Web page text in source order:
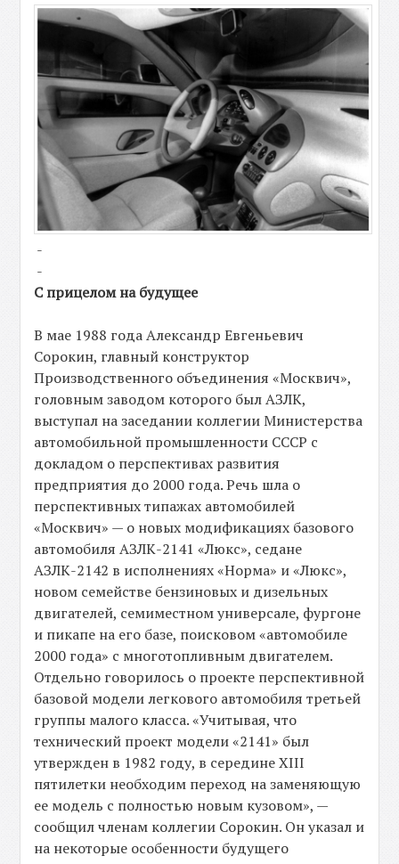
-
-
С прицелом на будущее
В мае 1988 года Александр Евгеньевич
Сорокин, главный конструктор
Производственного объединения «Москвич»,
головным заводом которого был АЗЛК,
выступал на заседании коллегии Министерства
автомобильной промышленности СССР с
докладом о перспективах развития
предприятия до 2000 года. Речь шла о
перспективных типажах автомобилей
«Москвич» — о новых модификациях базового
автомобиля АЗЛК-2141 «Люкс», седане
АЗЛК-2142 в исполнениях «Норма» и «Люкс»,
новом семействе бензиновых и дизельных
двигателей, семиместном универсале, фургоне
и пикапе на его базе, поисковом «автомобиле
2000 года» с многотопливным двигателем.
Отдельно говорилось о проекте перспективной
базовой модели легкового автомобиля третьей
группы малого класса. «Учитывая, что
технический проект модели «2141» был
утвержден в 1982 году, в середине XIII
пятилетки необходим переход на заменяющую
ее модель с полностью новым кузовом», —
сообщил членам коллегии Сорокин. Он указал и
на некоторые особенности будущего